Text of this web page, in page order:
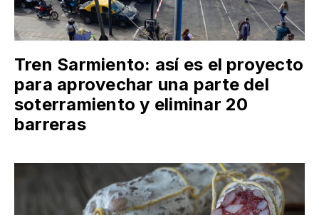
Tren Sarmiento: así es el proyecto
para aprovechar una parte del
soterramiento y eliminar 20
barreras